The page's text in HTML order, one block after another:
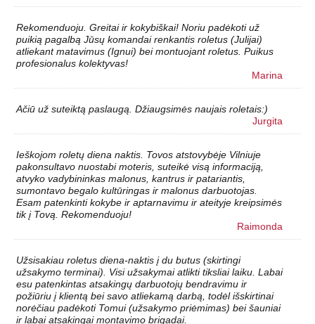
Rekomenduoju. Greitai ir kokybiškai! Noriu padėkoti už
puikią pagalbą Jūsų komandai renkantis roletus (Julijai)
atliekant matavimus (Ignui) bei montuojant roletus. Puikus
profesionalus kolektyvas!
Marina
Ačiū už suteiktą paslaugą. Džiaugsimės naujais roletais:)
Jurgita
Ieškojom roletų diena naktis. Tovos atstovybėje Vilniuje
pakonsultavo nuostabi moteris, suteikė visą informaciją,
atvyko vadybininkas malonus, kantrus ir patariantis,
sumontavo begalo kultūringas ir malonus darbuotojas.
Esam patenkinti kokybe ir aptarnavimu ir ateityje kreipsimės
tik į Tovą. Rekomenduoju!
Raimonda
Užsisakiau roletus diena-naktis į du butus (skirtingi
užsakymo terminai). Visi užsakymai atlikti tiksliai laiku. Labai
esu patenkintas atsakingų darbuotojų bendravimu ir
požiūriu į klientą bei savo atliekamą darbą, todėl išskirtinai
norėčiau padėkoti Tomui (užsakymo priėmimas) bei šauniai
ir labai atsakingai montavimo brigadai.